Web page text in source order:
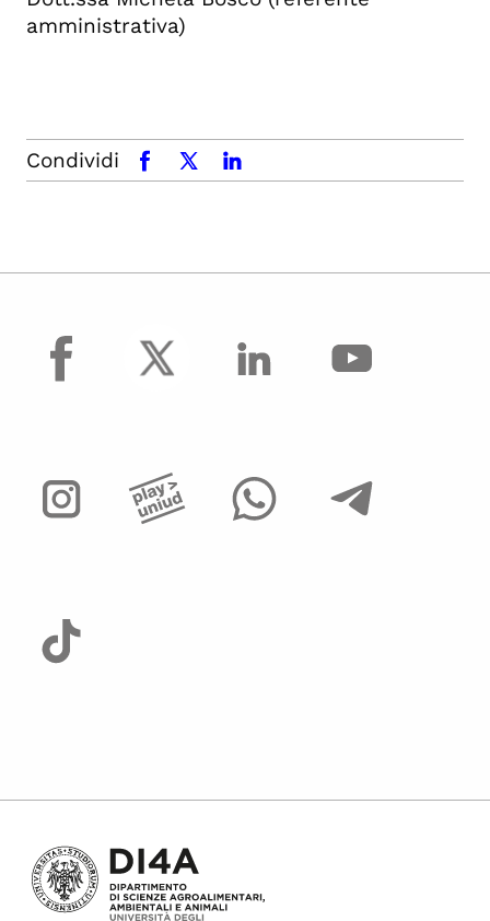
amministrativa)
Condividi facebookx.comlinkedin
facebook